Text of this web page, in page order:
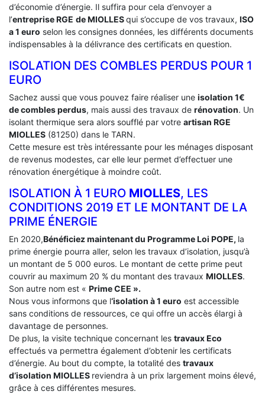
d’économie d’énergie. Il suffira pour cela d’envoyer a
l’entreprise RGE de MIOLLESqui s’occupe de vos travaux, ISO
a 1 euro selon les consignes données, les différents documents
indispensables à la délivrance des certificats en question.
ISOLATION DES COMBLES PERDUS POUR 1
EURO
Sachez aussi que vous pouvez faire réaliser une isolation 1€
de combles perdus, mais aussi des travaux de rénovation. Un
isolant thermique sera alors soufflé par votre artisan RGE
MIOLLES (81250) dans le TARN.
Cette mesure est très intéressante pour les ménages disposant
de revenus modestes, car elle leur permet d’effectuer une
rénovation énergétique à moindre coût.
ISOLATION À 1 EURO MIOLLES, LES
CONDITIONS 2019 ET LE MONTANT DE LA
PRIME ÉNERGIE
En 2020,Bénéficiez maintenant du Programme Loi POPE, la
prime énergie pourra aller, selon les travaux d’isolation, jusqu’à
un montant de 5 000 euros. Le montant de cette prime peut
couvrir au maximum 20 % du montant des travaux MIOLLES.
Son autre nom est « Prime CEE ».
Nous vous informons que l‘isolation à 1 euro est accessible
sans conditions de ressources, ce qui offre un accès élargi à
davantage de personnes.
De plus, la visite technique concernant les travaux Eco
effectués va permettra également d’obtenir les certificats
d’énergie. Au bout du compte, la totalité des travaux
d’isolation MIOLLES reviendra à un prix largement moins élevé,
grâce à ces différentes mesures.